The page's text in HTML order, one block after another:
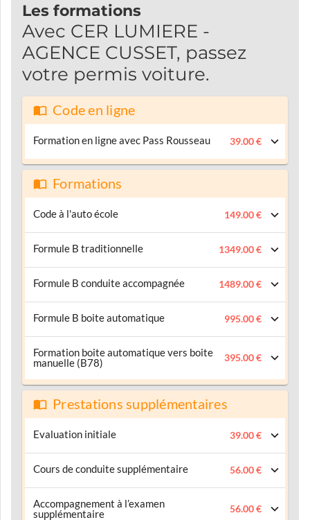
Les formations
Avec CER LUMIERE -
AGENCE CUSSET, passez
votre permis voiture.
Code en ligne
Formation en ligne avec Pass Rousseau 39.00 €
Formations
Code à l'auto école 149.00 €
Formule B traditionnelle 1349.00 €
Formule B conduite accompagnée 1489.00 €
Formule B boite automatique 995.00 €
Formation boite automatique vers boite
manuelle (B78)
395.00 €
Prestations supplémentaires
Evaluation initiale 39.00 €
Cours de conduite supplémentaire 56.00 €
Accompagnement à l’examen
supplémentaire
56.00 €